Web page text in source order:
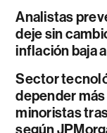
Analistas
deje sin
inflación baja
Sector
depender
minoristas
según